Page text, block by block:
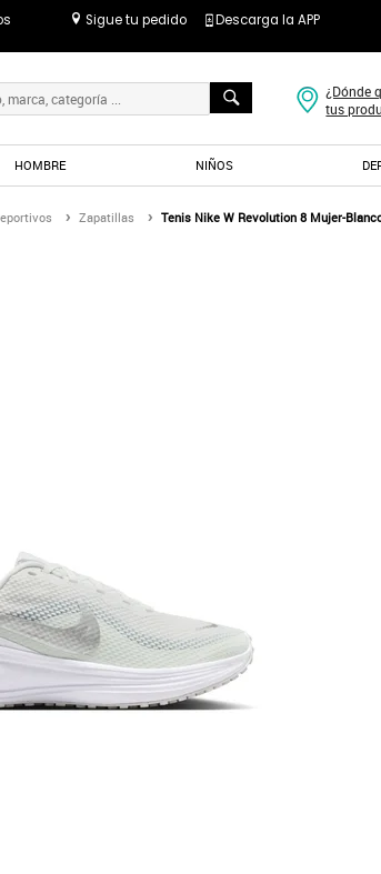
Sigue tu pedido Descarga la APP
¿Dónde
tus
HOMBRE NIÑOS
Zapatillas Tenis Nike W Revolution 8 Mujer-